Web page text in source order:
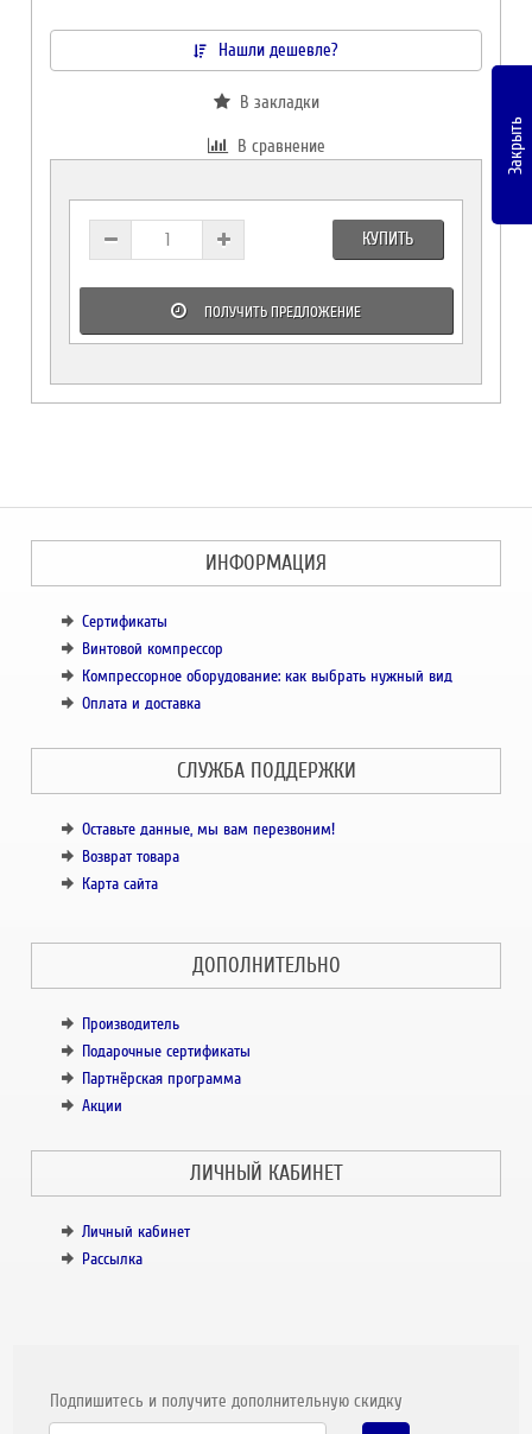
Нашли дешевле?
В закладки
В сравнение
КУПИТЬ
ПОЛУЧИТЬ ПРЕДЛОЖЕНИЕ
ИНФОРМАЦИЯ
Сертификаты
Винтовой компрессор
Компрессорное оборудование: как выбрать нужный вид
Оплата и доставка
СЛУЖБА ПОДДЕРЖКИ
Оставьте данные, мы вам перезвоним!
Возврат товара
Карта сайта
ДОПОЛНИТЕЛЬНО
Производитель
Подарочные сертификаты
Партнёрская программа
Акции
ЛИЧНЫЙ КАБИНЕТ
Личный кабинет
Рассылка
Подпишитесь и получите дополнительную скидку
Закрыть